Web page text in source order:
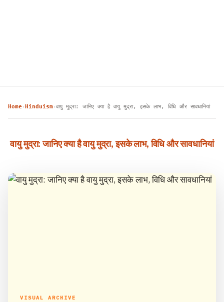
Home› Hinduism›वायु मुद्रा: जानिए क्या है वायु मुद्रा, इसके लाभ, विधि और सावधानियां
वायु मुद्रा: जानिए क्या है वायु मुद्रा, इसके लाभ, विधि और सावधानियां
VISUAL ARCHIVE